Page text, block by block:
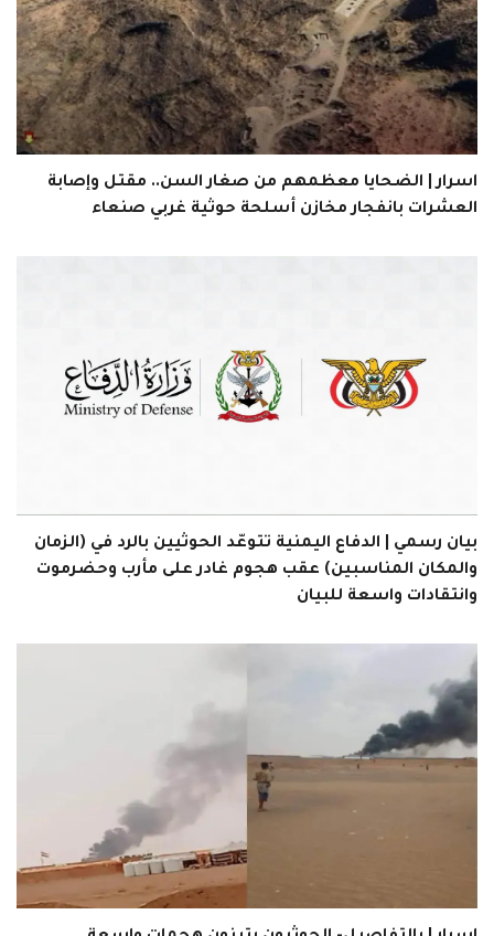
اسرار | الضحايا معظمهم من صغار السن.. مقتل وإصابة
العشرات بانفجار مخازن أسلحة حوثية غربي صنعاء
بيان رسمي | الدفاع اليمنية تتوعّد الحوثيين بالرد في (الزمان
والمكان المناسبين) عقب هجوم غادر على مأرب وحضرموت
وانتقادات واسعة للبيان